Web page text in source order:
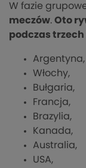
W fazie
meczów. Oto
podczas
Argentyna,
Włochy,
Bułgaria,
Francja,
Brazylia,
Kanada,
Australia,
USA,